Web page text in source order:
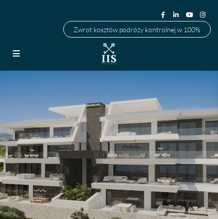
Zwrot kosztów podróży kontrolnej w 100%